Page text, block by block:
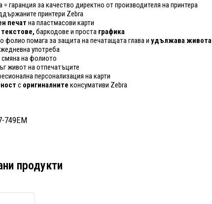
= гаранция за качество директно от производителя на принтера
принтери Zebra
печат на пластмасови карти
баркодове и проста графика
фолио помага за защита на печатащата глава и удължава живота
употреба
смяна на фолиото
живот на отпечатъците
персонализация на карти
с оригиналните консумативи Zebra
749EM
продукти